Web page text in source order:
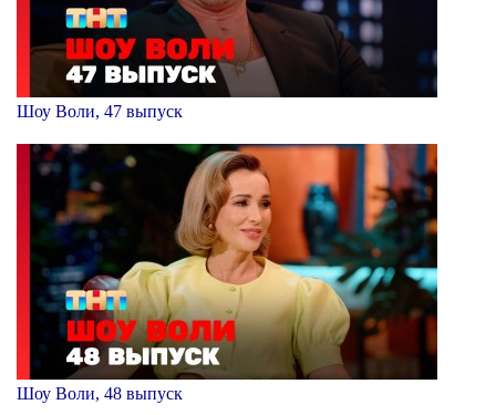
Шоу Воли, 47 выпуск
Шоу Воли, 48 выпуск